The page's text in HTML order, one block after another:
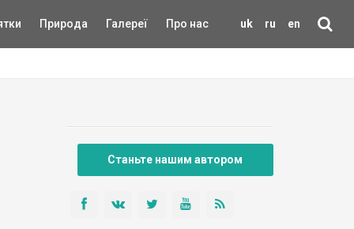
uk ru en
Природа Галереї Про нас
Станьте нашим автором